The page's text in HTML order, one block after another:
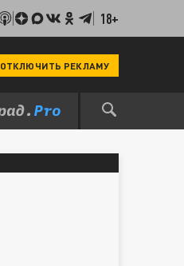
18+
ОТКЛЮЧИТЬ РЕКЛАМУ